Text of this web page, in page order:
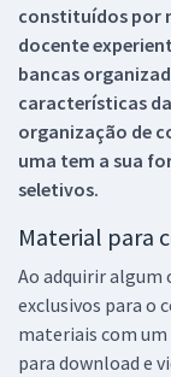
constituídos por
docente
bancas
características
organização de
uma tem a sua
seletivos.
Material para
Ao adquirir algum
exclusivos para o
materiais com
para download e